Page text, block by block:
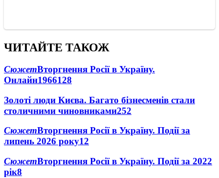
ЧИТАЙТЕ ТАКОЖ
СюжетВторгнення Росії в Україну.
Онлайн1966128
Золоті люди Києва. Багато бізнесменів стали
столичними чиновниками252
СюжетВторгнення Росії в Україну. Події за
липень 2026 року12
СюжетВторгнення Росії в Україну. Події за 2022
рік8